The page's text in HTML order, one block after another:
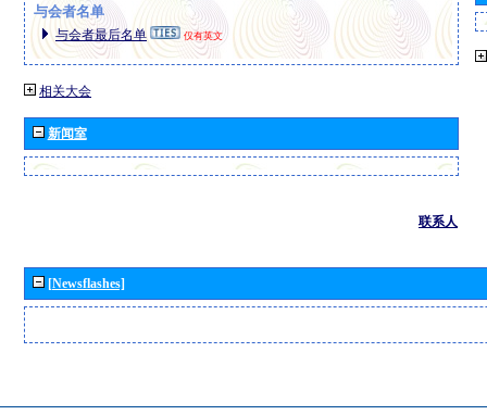
与会者名单
与会者最后名单 仅有英文
相关大会
新闻室
联系人
[Newsflashes]